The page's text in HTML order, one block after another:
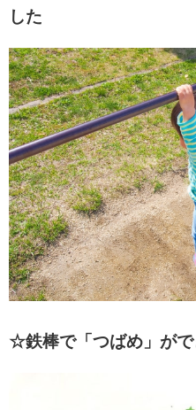
した
☆鉄棒で「つばめ」が